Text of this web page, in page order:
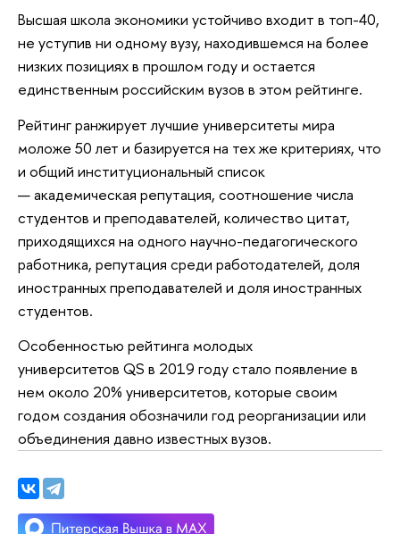
Высшая школа экономики устойчиво входит в топ-40,
не уступив ни одному вузу, находившемся на более
низких позициях в прошлом году и остается
единственным российским вузов в этом рейтинге.
Рейтинг ранжирует лучшие университеты мира
моложе 50 лет и базируется на тех же критериях, что
и общий институциональный список
— академическая репутация, соотношение числа
студентов и преподавателей, количество цитат,
приходящихся на одного научно-педагогического
работника, репутация среди работодателей, доля
иностранных преподавателей и доля иностранных
студентов.
Особенностью рейтинга молодых
университетов QS в 2019 году стало появление в
нем около 20% университетов, которые своим
годом создания обозначили год реорганизации или
объединения давно известных вузов.